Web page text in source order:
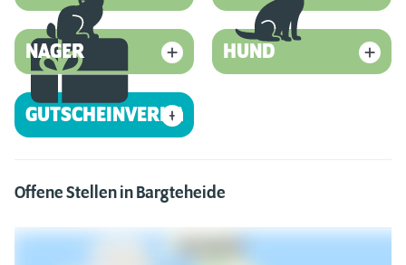
NAGER HUND
GUTSCHEINVERKAUF
Offene Stellen in Bargteheide